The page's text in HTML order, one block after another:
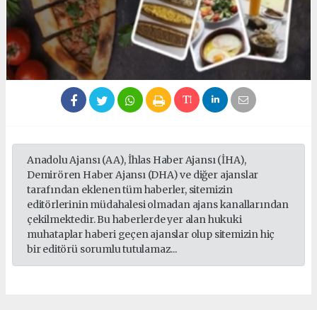
Anadolu Ajansı (AA), İhlas Haber Ajansı (İHA),
Demirören Haber Ajansı (DHA) ve diğer ajanslar
tarafından eklenen tüm haberler, sitemizin
editörlerinin müdahalesi olmadan ajans kanallarından
çekilmektedir. Bu haberlerde yer alan hukuki
muhataplar haberi geçen ajanslar olup sitemizin hiç
bir editörü sorumlu tutulamaz...